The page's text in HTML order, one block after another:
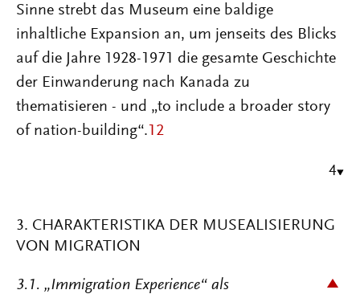
Sinne strebt das Museum eine baldige
inhaltliche Expansion an, um jenseits des Blicks
auf die Jahre 1928-1971 die gesamte Geschichte
der Einwanderung nach Kanada zu
thematisieren - und „to include a broader story
of nation-building“. 12
4
3. CHARAKTERISTIKA DER MUSEALISIERUNG
VON MIGRATION
3.1. „Immigration Experience“ als